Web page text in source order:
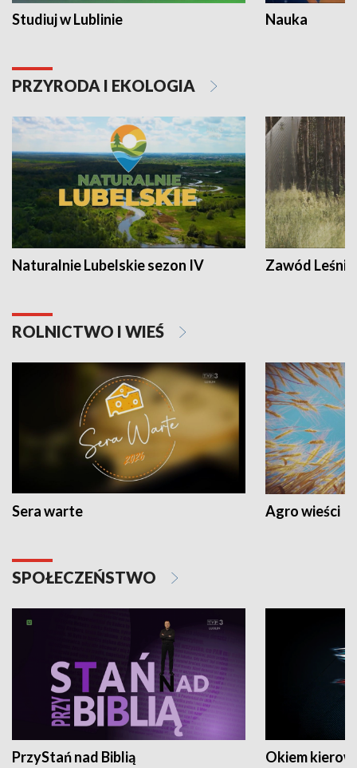
Studiuj w Lublinie Nauka
PRZYRODA I EKOLOGIA
Naturalnie Lubelskie sezon IV Zawód Leśnik
ROLNICTWO I WIEŚ
Sera warte Agro wieści
SPOŁECZEŃSTWO
PrzyStań nad Biblią Okiem